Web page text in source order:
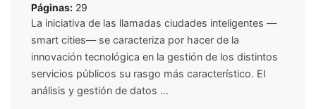
Páginas: 29
La iniciativa de las llamadas ciudades inteligentes —
smart cities— se caracteriza por hacer de la
innovación tecnológica en la gestión de los distintos
servicios públicos su rasgo más característico. El
análisis y gestión de datos ...